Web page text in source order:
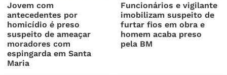
Jovem com
antecedentes por
homicídio é preso
suspeito de ameaçar
moradores com
espingarda em Santa
Maria
Funcionários e vigilante
imobilizam suspeito de
furtar fios em obra e
homem acaba preso
pela BM